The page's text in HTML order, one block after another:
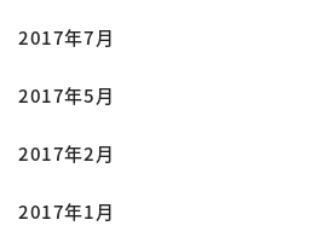
2017年7月
2017年5月
2017年2月
2017年1月